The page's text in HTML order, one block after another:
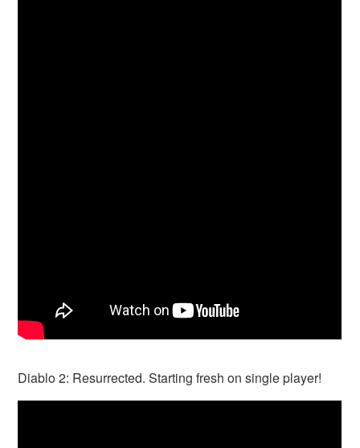
Diablo 2: Resurrected. Starting fresh on single player!